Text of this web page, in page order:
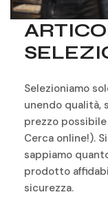
Ref.: M0V783IF
Selezioniamo
unendo qualità,
prezzo
Cerca online!).
sappiamo
prodotto
sicurezza.